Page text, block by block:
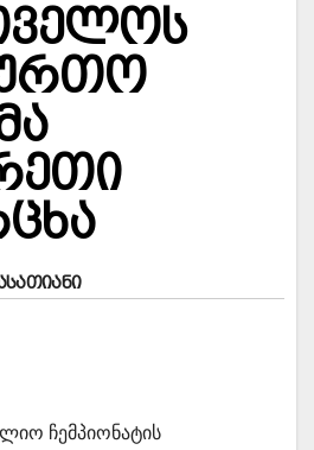
ჩემპიონატის